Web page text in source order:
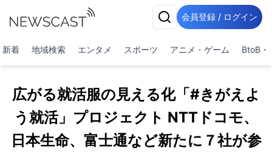
会員登録 / ログイン
新着 地域検索 エンタメ スポーツ アニメ・ゲーム BtoB・
広がる就活服の見える化「#きがえよ
う就活」プロジェクト NTTドコモ、
日本生命、富士通など新たに７社が参